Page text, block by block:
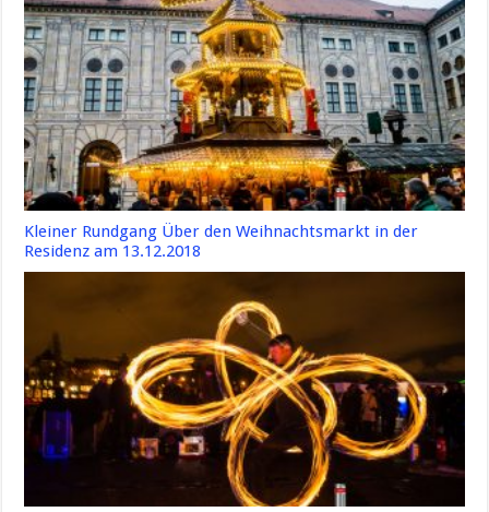
Kleiner Rundgang Über den Weihnachtsmarkt in der
Residenz am 13.12.2018